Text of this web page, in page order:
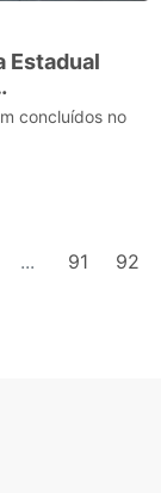
Estadual
reforma
concluídos no
... 91 92